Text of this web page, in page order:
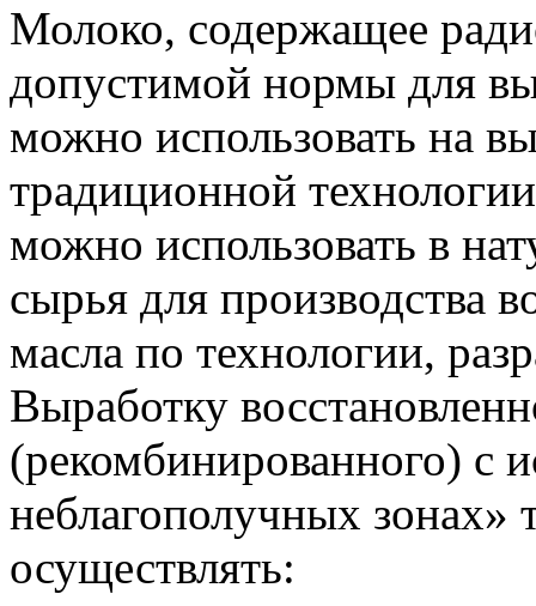
Молоко, содержащее
допустимой нормы для
можно использовать на
традиционной
можно использовать в
сырья для производства
масла по технологии,
Выработку
(рекомбинированного) с
неблагополучных зонах»
осуществлять: